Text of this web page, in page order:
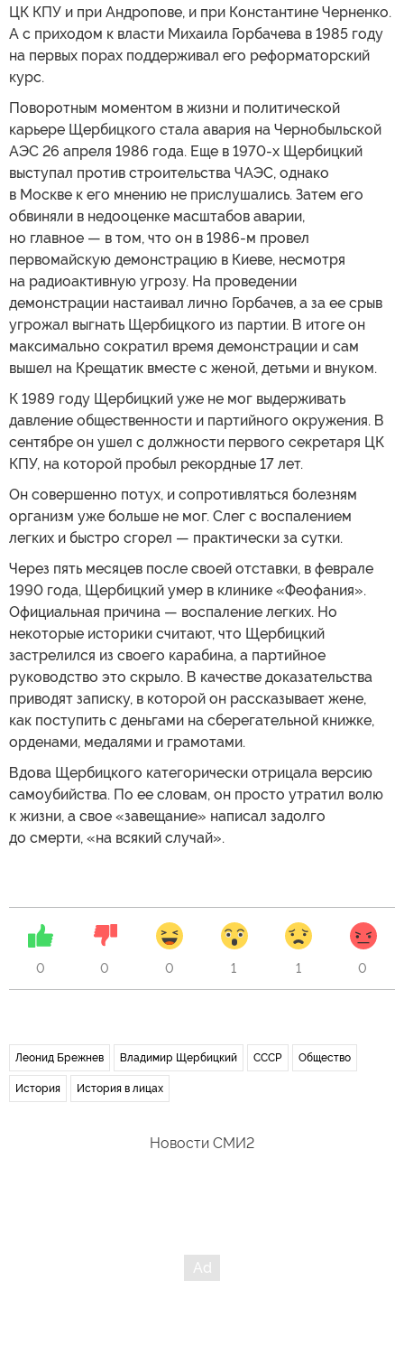
ЦК КПУ и при Андропове, и при Константине Черненко.
А с приходом к власти Михаила Горбачева в 1985 году
на первых порах поддерживал его реформаторский
курс.
Поворотным моментом в жизни и политической
карьере Щербицкого стала авария на Чернобыльской
АЭС 26 апреля 1986 года. Еще в 1970-х Щербицкий
выступал против строительства ЧАЭС, однако
в Москве к его мнению не прислушались. Затем его
обвиняли в недооценке масштабов аварии,
но главное — в том, что он в 1986-м провел
первомайскую демонстрацию в Киеве, несмотря
на радиоактивную угрозу. На проведении
демонстрации настаивал лично Горбачев, а за ее срыв
угрожал выгнать Щербицкого из партии. В итоге он
максимально сократил время демонстрации и сам
вышел на Крещатик вместе с женой, детьми и внуком.
К 1989 году Щербицкий уже не мог выдерживать
давление общественности и партийного окружения. В
сентябре он ушел с должности первого секретаря ЦК
КПУ, на которой пробыл рекордные 17 лет.
Он совершенно потух, и сопротивляться болезням
организм уже больше не мог. Слег с воспалением
легких и быстро сгорел — практически за сутки.
Через пять месяцев после своей отставки, в феврале
1990 года, Щербицкий умер в клинике «Феофания».
Официальная причина — воспаление легких. Но
некоторые историки считают, что Щербицкий
застрелился из своего карабина, а партийное
руководство это скрыло. В качестве доказательства
приводят записку, в которой он рассказывает жене,
как поступить с деньгами на сберегательной книжке,
орденами, медалями и грамотами.
Вдова Щербицкого категорически отрицала версию
самоубийства. По ее словам, он просто утратил волю
к жизни, а свое «завещание» написал задолго
до смерти, «на всякий случай».
0 0 0 1 1 0
Леонид Брежнев Владимир Щербицкий СССР Общество
История История в лицах
Новости СМИ2